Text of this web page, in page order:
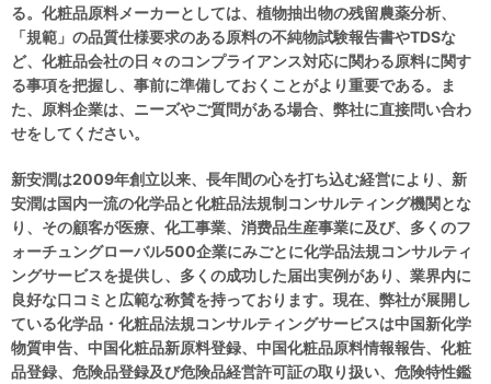
る。化粧品原料メーカーとしては、植物抽出物の残留農薬分析、
「規範」の品質仕様要求のある原料の不純物試験報告書やTDSな
ど、化粧品会社の日々のコンプライアンス対応に関わる原料に関す
る事項を把握し、事前に準備しておくことがより重要である。ま
た、原料企業は、ニーズやご質問がある場合、弊社に直接問い合わ
せをしてください。
新安潤は2009年創立以来、長年間の心を打ち込む経営により、新
安潤は国内一流の化学品と化粧品法規制コンサルティング機関とな
り、その顧客が医療、化工事業、消费品生産事業に及び、多くのフ
ォーチュングローバル500企業にみごとに化学品法規コンサルティ
ングサービスを提供し、多くの成功した届出実例があり、業界内に
良好な口コミと広範な称賛を持っております。現在、弊社が展開し
ている化学品・化粧品法規コンサルティングサービスは中国新化学
物質申告、中国化粧品新原料登録、中国化粧品原料情報報告、化粧
品登録、危険品登録及び危険品経営許可証の取り扱い、危険特性鑑